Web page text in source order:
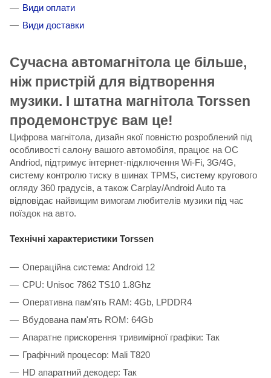
Види оплати
Види доставки
Сучасна автомагнітола це більше,
ніж пристрій для відтворення
музики. І штатна магнітола Torssen
продемонструє вам це!
Цифрова магнітола, дизайн якої повністю розроблений під
особливості салону вашого автомобіля, працює на ОС
Andriod, підтримує інтернет-підключення Wi-Fi, 3G/4G,
систему контролю тиску в шинах TPMS, систему кругового
огляду 360 градусів, а також Carplay/Android Auto та
відповідає найвищим вимогам любителів музики під час
поїздок на авто.
Технічні характеристики Torssen
Операційна система: Android 12
CPU: Unisoc 7862 TS10 1.8Ghz
Оперативна пам'ять RAM: 4Gb, LPDDR4
Вбудована пам'ять ROM: 64Gb
Апаратне прискорення тривимірної графіки: Так
Графічний процесор: Mali T820
HD апаратний декодер: Так